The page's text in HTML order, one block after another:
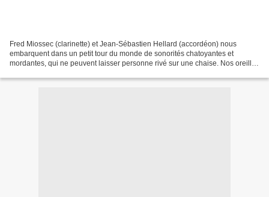
Fred Miossec (clarinette) et Jean-Sébastien Hellard (accordéon) nous
embarquent dans un petit tour du monde de sonorités chatoyantes et
mordantes, qui ne peuvent laisser personne rivé sur une chaise. Nos oreilles